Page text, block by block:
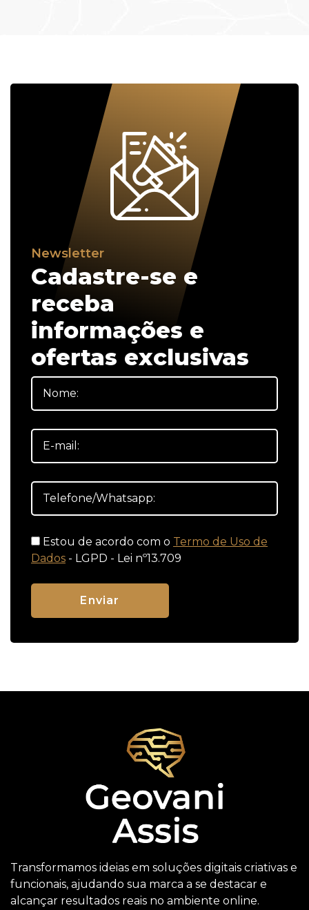
Newsletter
Cadastre-se e
receba
informações e
ofertas exclusivas
Estou de acordo com o Termo de Uso de
Dados - LGPD - Lei nº13.709
Transformamos ideias em soluções digitais criativas e
funcionais, ajudando sua marca a se destacar e
alcançar resultados reais no ambiente online.